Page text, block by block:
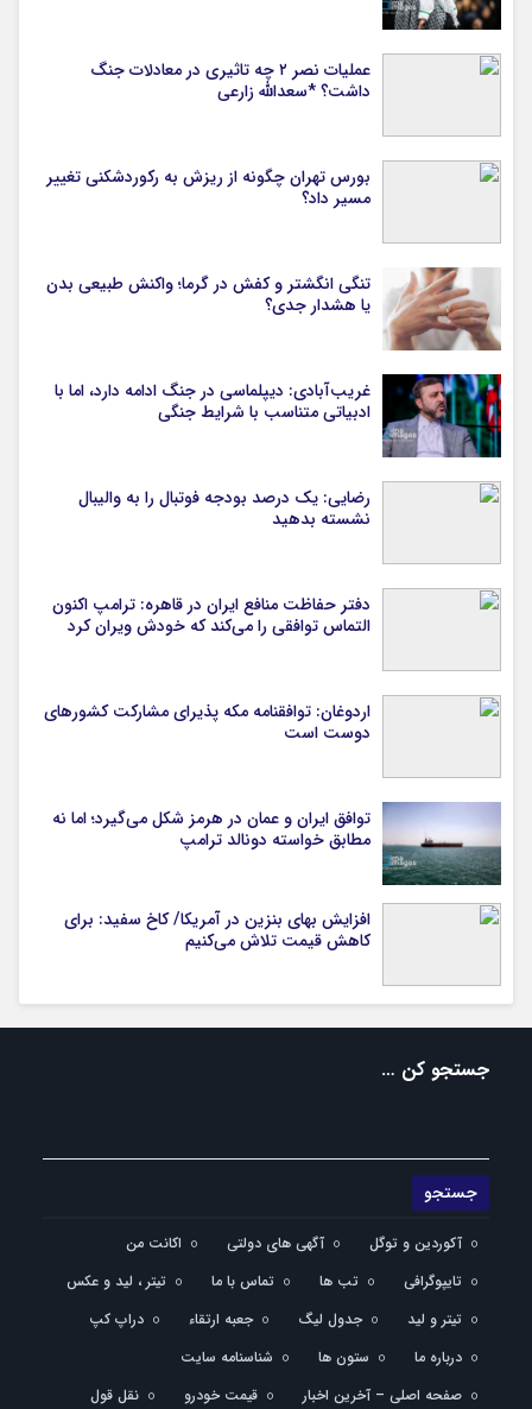
عملیات نصر ۲ چه تاثیری در معادلات جنگ
داشت؟ *سعدالله زارعی
بورس تهران چگونه از ریزش به رکوردشکنی تغییر
مسیر داد؟
تنگی انگشتر و کفش در گرما؛ واکنش طبیعی بدن
یا هشدار جدی؟
غریب‌آبادی: دیپلماسی در جنگ ادامه دارد، اما با
ادبیاتی متناسب با شرایط جنگی
رضایی: یک درصد بودجه فوتبال را به والیبال
نشسته بدهید
دفتر حفاظت منافع ایران در قاهره: ترامپ اکنون
التماس توافقی را می‌کند که خودش ویران کرد
اردوغان: توافقنامه مکه پذیرای مشارکت کشورهای
دوست است
توافق ایران و عمان در هرمز شکل می‌گیرد؛ اما نه
مطابق خواسته دونالد ترامپ
افزایش بهای بنزین در آمریکا/ کاخ سفید: برای
کاهش قیمت تلاش می‌کنیم
جستجو کن …
آکوردین و توگل آگهی های دولتی
اکانت من
تایپوگرافی
تب ها تماس با ما
تیتر ، لید و عکس
تیتر و لید
جدول لیگ جعبه ارتقاء
دراپ کپ
درباره ما
ستون ها
شناسنامه سایت
صفحه اصلی – آخرین اخبار
قیمت خودرو نقل قول